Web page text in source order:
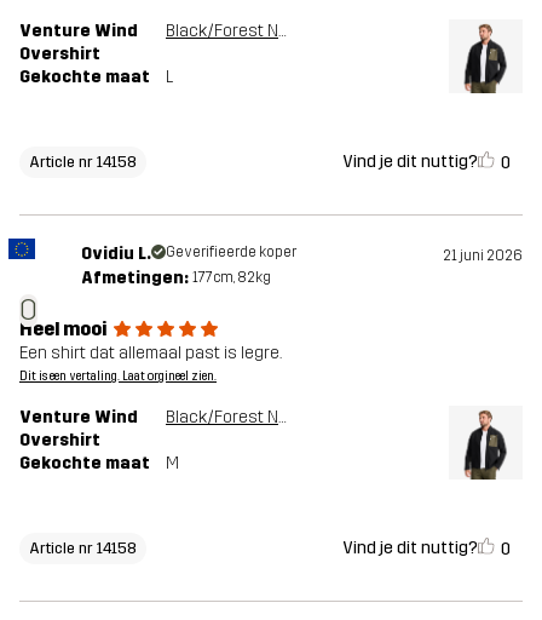
Venture Wind
Overshirt
Black/Forest Night
Gekochte maat L
Article nr 14158 Vind je dit nuttig? 0
O
Ovidiu L. Geverifieerde koper 21 juni 2026
Afmetingen: 177cm, 82kg
Heel mooi
Een shirt dat allemaal past is legre.
Dit is een vertaling. Laat orgineel zien.
Venture Wind
Overshirt
Black/Forest Night
Gekochte maat M
Article nr 14158 Vind je dit nuttig? 0